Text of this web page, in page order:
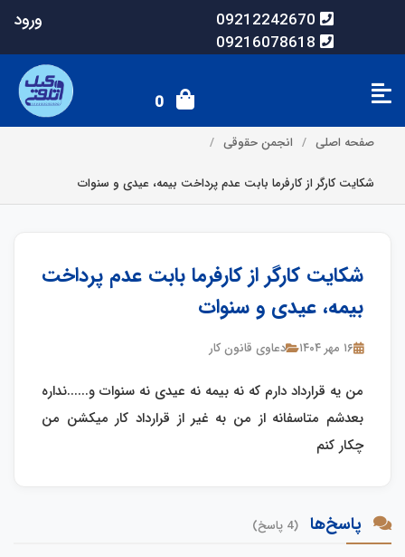
09212242670
09216078618
ورود
0
صفحه اصلی انجمن حقوقی
شکایت کارگر از کارفرما بابت عدم پرداخت بیمه، عیدی و سنوات
شکایت کارگر از کارفرما بابت عدم پرداخت
بیمه، عیدی و سنوات
۱۶ مهر ۱۴۰۴ دعاوی قانون کار
من یه قرارداد دارم که نه بیمه نه عیدی نه سنوات و......نداره
بعدشم متاسفانه از من به غیر از قرارداد کار میکشن من
چکار کنم
پاسخ‌ها (4 پاسخ)